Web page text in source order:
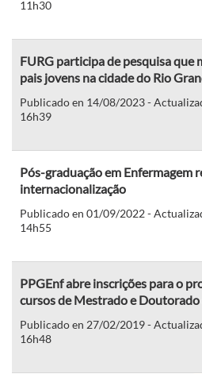
11h30
FURG participa de pesquisa que
pais jovens na cidade do Rio
Publicado en 14/08/2023 -
16h39
Pós-graduação em Enfermagem
internacionalização
Publicado en 01/09/2022 -
14h55
PPGEnf abre inscrições para o
cursos de Mestrado e Doutorado
Publicado en 27/02/2019 -
16h48